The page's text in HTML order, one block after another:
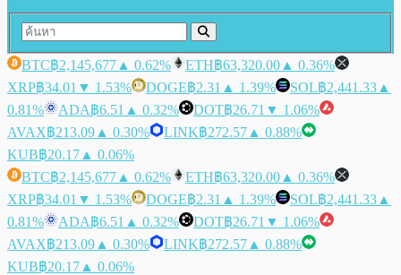
BTC฿2,145,677 ▲ 0.62% ETH฿63,320.00 ▲ 0.36%
XRP฿34.01 ▼ 1.53% DOGE฿2.31 ▲ 1.39% SOL฿2,441.33 ▲
0.81%
ADA฿6.51 ▲ 0.32% DOT฿26.71 ▼ 1.06%
AVAX฿213.09 ▲ 0.30% LINK฿272.57 ▲ 0.88%
KUB฿20.17 ▲ 0.06%
BTC฿2,145,677 ▲ 0.62% ETH฿63,320.00 ▲ 0.36%
XRP฿34.01 ▼ 1.53% DOGE฿2.31 ▲ 1.39% SOL฿2,441.33 ▲
0.81%
ADA฿6.51 ▲ 0.32% DOT฿26.71 ▼ 1.06%
AVAX฿213.09 ▲ 0.30% LINK฿272.57 ▲ 0.88%
KUB฿20.17 ▲ 0.06%